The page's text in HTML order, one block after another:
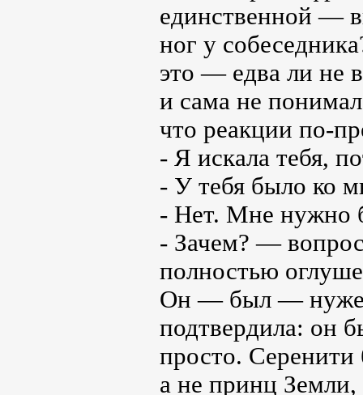
единственной —
ног у
это — едва ли не
и сама не
что реакции по-
- Я искала тебя,
- У тебя было ко
- Нет. Мне нужно
- Зачем? —
полностью
Он — был —
подтвердила: он
просто.
а не принц Земли,